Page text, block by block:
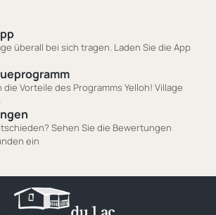
überall bei sich tragen. Laden Sie die App
die Vorteile des Programms Yelloh! Village
Sehen Sie die Bewertungen
ein